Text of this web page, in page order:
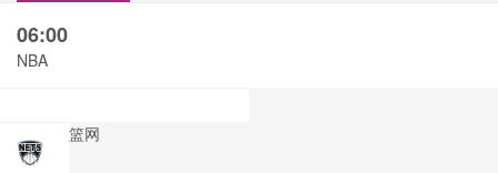
06:00
NBA
篮网